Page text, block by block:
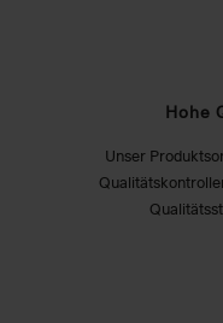
Hohe
Unser